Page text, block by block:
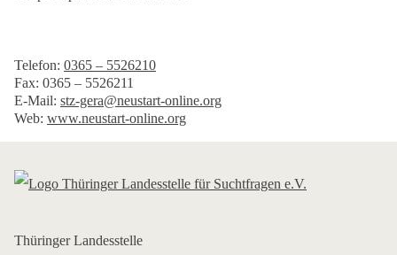
Telefon: 0365 – 5526210
Fax: 0365 – 5526211
E-Mail: stz-gera@neustart-online.org
Web: www.neustart-online.org
Thüringer Landesstelle